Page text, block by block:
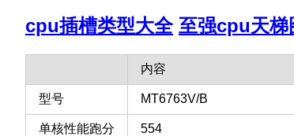
cpu插槽类型大全 至强cpu天梯
内容
型号 MT6763V/B
单核性能跑分 554